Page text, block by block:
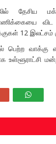
தேசிய
விட
12 இலட்சம்
பெற்ற